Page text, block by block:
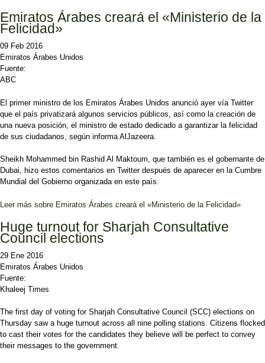
Emiratos Árabes creará el «Ministerio de la
Felicidad»
09 Feb 2016
Emiratos Árabes Unidos
Fuente:
ABC
El primer ministro de los Emiratos Árabes Unidos anunció ayer vía Twitter
que el país privatizará algunos servicios públicos, así como la creación de
una nueva posición, el ministro de estado dedicado a garantizar la felicidad
de sus ciudadanos, según informa AlJazeera.
Sheikh Mohammed bin Rashid Al Maktoum, que también es el gobernante de
Dubai, hizo estos comentarios en Twitter después de aparecer en la Cumbre
Mundial del Gobierno organizada en este país.
Leer más sobre Emiratos Árabes creará el «Ministerio de la Felicidad»
Huge turnout for Sharjah Consultative
Council elections
29 Ene 2016
Emiratos Árabes Unidos
Fuente:
Khaleej Times
The first day of voting for Sharjah Consultative Council (SCC) elections on
Thursday saw a huge turnout across all nine polling stations. Citizens flocked
to cast their votes for the candidates they believe will be perfect to convey
their messages to the government.